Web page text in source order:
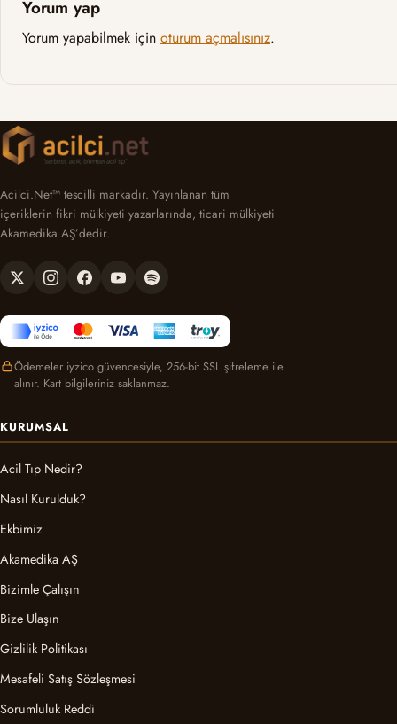
Yorum yap
Yorum yapabilmek için oturum açmalısınız.
Acilci.Net™ tescilli markadır. Yayınlanan tüm
içeriklerin fikri mülkiyeti yazarlarında, ticari mülkiyeti
Akamedika AŞ’dedir.
Ödemeler iyzico güvencesiyle, 256-bit SSL şifreleme ile
alınır. Kart bilgileriniz saklanmaz.
KURUMSAL
Acil Tıp Nedir?
Nasıl Kurulduk?
Ekbimiz
Akamedika AŞ
Bizimle Çalışın
Bize Ulaşın
Gizlilik Politikası
Mesafeli Satış Sözleşmesi
Sorumluluk Reddi